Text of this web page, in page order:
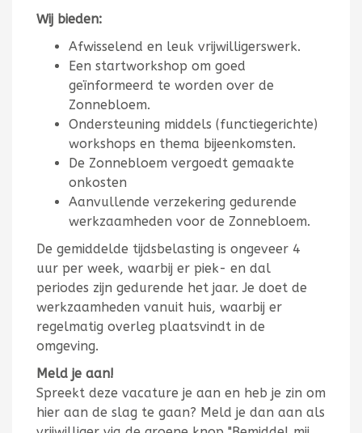
Wij bieden:
Afwisselend en leuk vrijwilligerswerk.
Een startworkshop om goed
geïnformeerd te worden over de
Zonnebloem.
Ondersteuning middels (functiegerichte)
workshops en thema bijeenkomsten.
De Zonnebloem vergoedt gemaakte
onkosten
Aanvullende verzekering gedurende
werkzaamheden voor de Zonnebloem.
De gemiddelde tijdsbelasting is ongeveer 4
uur per week, waarbij er piek- en dal
periodes zijn gedurende het jaar. Je doet de
werkzaamheden vanuit huis, waarbij er
regelmatig overleg plaatsvindt in de
omgeving.
Meld je aan!
Spreekt deze vacature je aan en heb je zin om
hier aan de slag te gaan? Meld je dan aan als